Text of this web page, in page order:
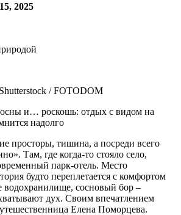
2025
/ FOTODOM
просторы, тишина, а посреди всего
Там, где когда-то стояло село,
парк-отель. Место
будто переплетается с комфортом
водохранилище, сосновый бор –
дух. Своим впечатлением
Елена Поморцева.